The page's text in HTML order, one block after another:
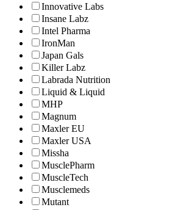
Innovative Labs
Insane Labz
Intel Pharma
IronMan
Japan Gals
Killer Labz
Labrada Nutrition
Liquid & Liquid
MHP
Magnum
Maxler EU
Maxler USA
Missha
MusclePharm
MuscleTech
Musclemeds
Mutant